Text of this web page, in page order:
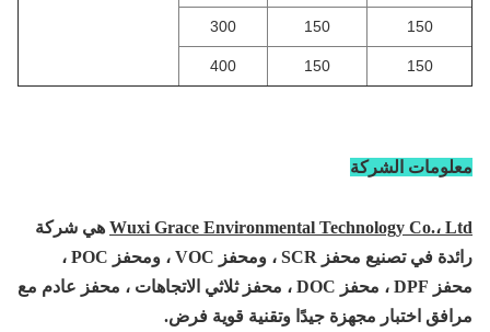
150
150
300
150
150
400
معلومات الشركة
Wuxi Grace Environmental Technology Co.، Ltdهي شركة
رائدة في تصنيع محفز SCR ، ومحفز VOC ، ومحفز POC ،
محفز DPF ، محفز DOC ، محفز ثلاثي الاتجاهات ، محفز عادم مع
مرافق اختبار مجهزة جيدًا وتقنية قويةفرض.